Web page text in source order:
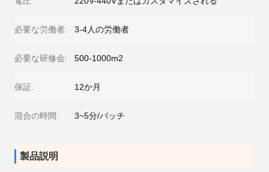
必要な労働者: 3-4人の労働者
必要な研修会: 500-1000m2
保証: 12か月
混合の時間: 3~5分/バッチ
製品説明